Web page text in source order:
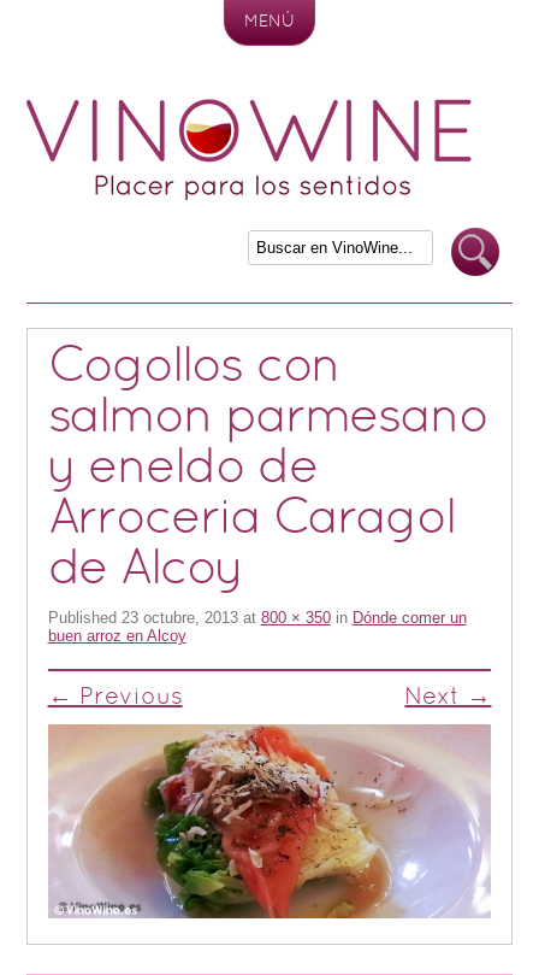
MENÚ
Cogollos con
salmon parmesano
y eneldo de
Arroceria Caragol
de Alcoy
Published 23 octubre, 2013at 800 × 350in Dónde comer un
buen arroz en Alcoy
← Previous Next →